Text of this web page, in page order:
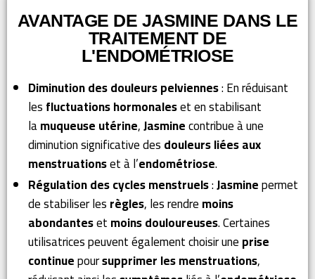
AVANTAGE DE JASMINE DANS LE
TRAITEMENT DE
L'ENDOMÉTRIOSE
Diminution des douleurs pelviennes: En réduisant
lesfluctuations hormonaleset en stabilisant
lamuqueuse utérine,Jasminecontribue à une
diminution significative desdouleurs liées aux
menstruationset à l’endométriose.
Régulation des cycles menstruels:Jasminepermet
de stabiliser lesrègles, les rendremoins
abondantesetmoins douloureuses. Certaines
utilisatrices peuvent également choisir uneprise
continuepoursupprimer les menstruations,